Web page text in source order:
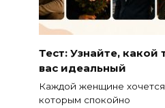
Тест: Узнайте,
вас идеальный
Каждой женщине
которым спокойно